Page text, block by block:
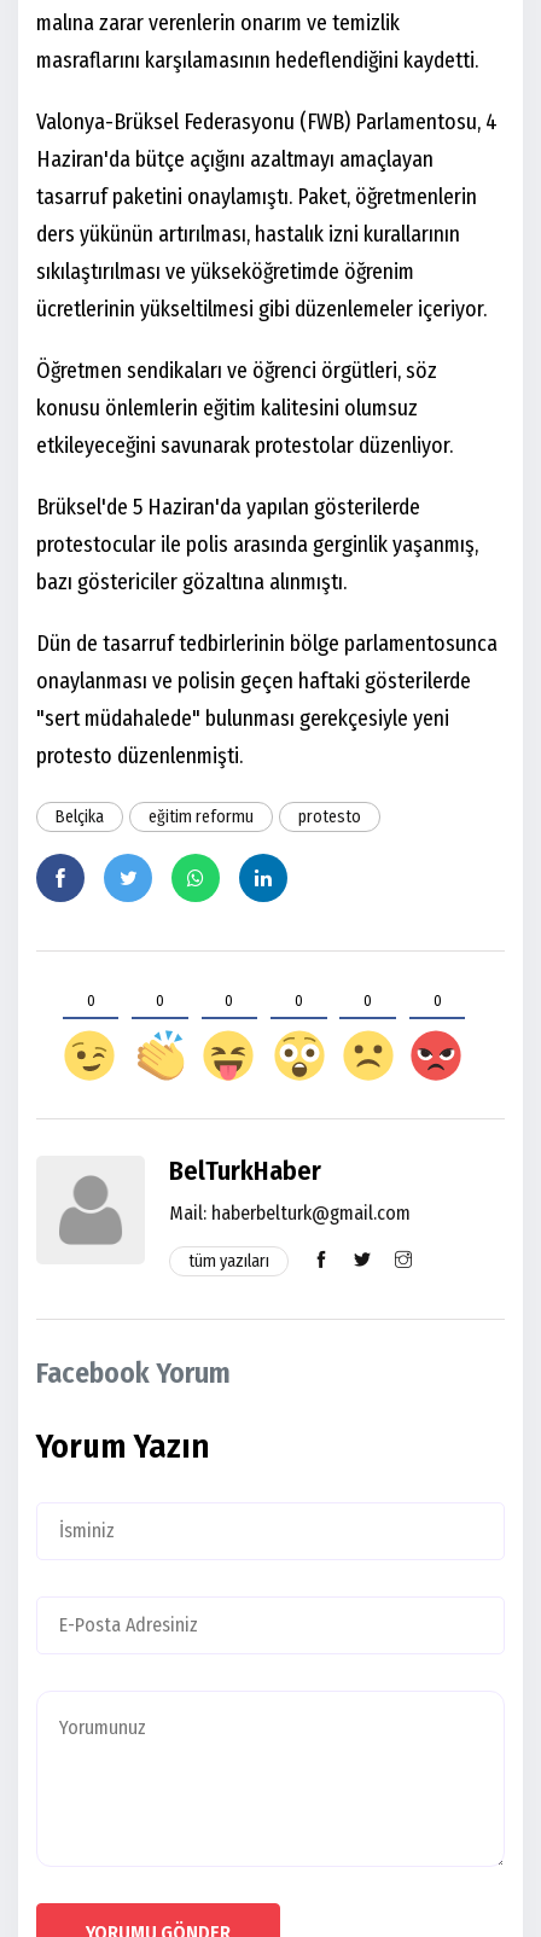
malına zarar verenlerin onarım ve temizlik
masraflarını karşılamasının hedeflendiğini kaydetti.
Valonya-Brüksel Federasyonu (FWB) Parlamentosu, 4
Haziran'da bütçe açığını azaltmayı amaçlayan
tasarruf paketini onaylamıştı. Paket, öğretmenlerin
ders yükünün artırılması, hastalık izni kurallarının
sıkılaştırılması ve yükseköğretimde öğrenim
ücretlerinin yükseltilmesi gibi düzenlemeler içeriyor.
Öğretmen sendikaları ve öğrenci örgütleri, söz
konusu önlemlerin eğitim kalitesini olumsuz
etkileyeceğini savunarak protestolar düzenliyor.
Brüksel'de 5 Haziran'da yapılan gösterilerde
protestocular ile polis arasında gerginlik yaşanmış,
bazı göstericiler gözaltına alınmıştı.
Dün de tasarruf tedbirlerinin bölge parlamentosunca
onaylanması ve polisin geçen haftaki gösterilerde
"sert müdahalede" bulunması gerekçesiyle yeni
protesto düzenlenmişti.
Belçika eğitim reformu protesto
0 0 0 0 0 0
BelTurkHaber
Mail: haberbelturk@gmail.com
tüm yazıları
Facebook Yorum
Yorum Yazın